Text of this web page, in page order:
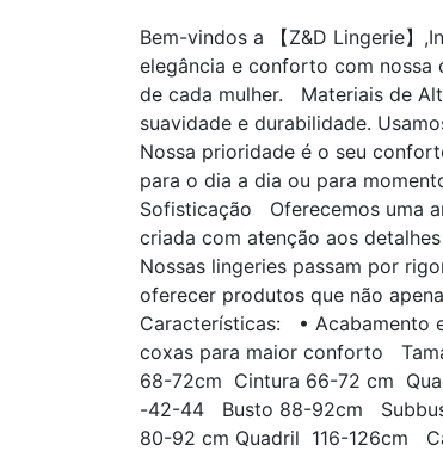
Bem-vindos a 【Z&D Lingerie
elegância e conforto com nossa
de cada mulher. Materiais de
suavidade e durabilidade.
Nossa prioridade é o seu
para o dia a dia ou para
Sofisticação Oferecemos uma
criada com atenção aos
Nossas lingeries passam por
oferecer produtos que não
Características: • Acabamento
coxas para maior conforto
68-72cm Cintura 66-72 cm
-42-44 Busto 88-92cm
80-92 cm Quadril 116-126cm